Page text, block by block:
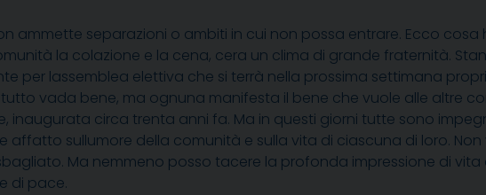
ammette separazioni o ambiti in cui non possa entrare. Ecco cosa
la colazione e la cena, cera un clima di grande fraternità.
per lassemblea elettiva che si terrà nella prossima settimana
vada bene, ma ognuna manifesta il bene che vuole alle altre
inaugurata circa trenta anni fa. Ma in questi giorni tutte sono
sullumore della comunità e sulla vita di ciascuna di loro.
Ma nemmeno posso tacere la profonda impressione di
di pace.